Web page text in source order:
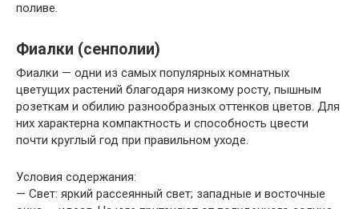
поливе.
Фиалки (сенполии)
Фиалки — одни из самых популярных комнатных
цветущих растений благодаря низкому росту, пышным
розеткам и обилию разнообразных оттенков цветов. Для
них характерна компактность и способность цвести
почти круглый год при правильном уходе.
Условия содержания:
— Свет: яркий рассеянный свет; западные и восточные